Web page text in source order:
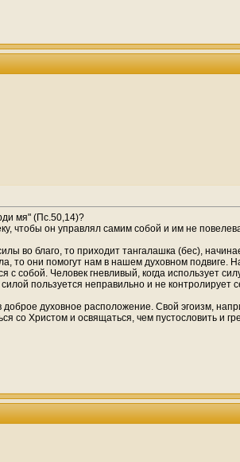
мя" (Пс.50,14)?
чтобы он управлял самим собой и им не
во благо, то приходит тангалашка (бес),
они помогут нам в нашем духовном подвиге.
собой. Человек гневливый, когда использует
пользуется неправильно и не контролирует
духовное расположение. Свой эгоизм,
Христом и освящаться, чем пустословить и